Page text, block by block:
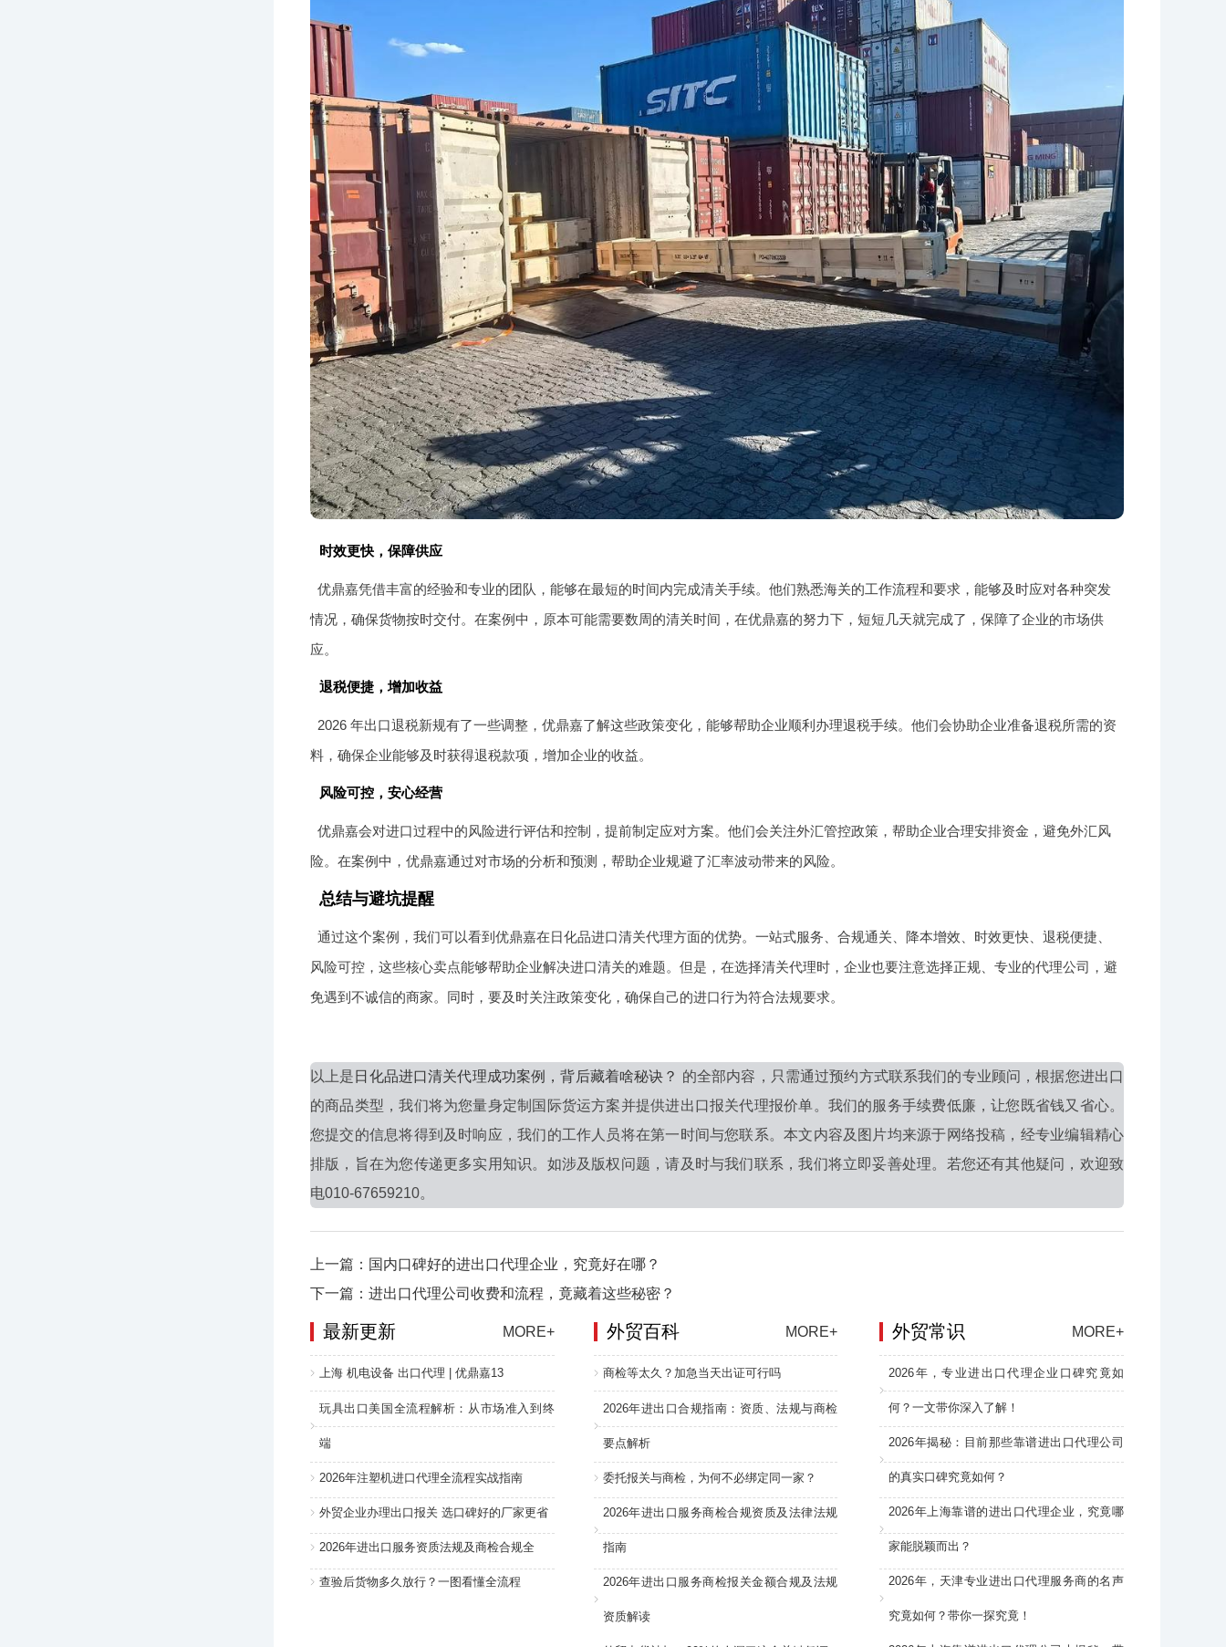
时效更快，保障供应
优鼎嘉凭借丰富的经验和专业的团队，能够在最短的时间内完成清关手续。他们熟悉海关的工作流程和要求，能够及时应对各种突发
情况，确保货物按时交付。在案例中，原本可能需要数周的清关时间，在优鼎嘉的努力下，短短几天就完成了，保障了企业的市场供
应。
退税便捷，增加收益
2026 年出口退税新规有了一些调整，优鼎嘉了解这些政策变化，能够帮助企业顺利办理退税手续。他们会协助企业准备退税所需的资
料，确保企业能够及时获得退税款项，增加企业的收益。
风险可控，安心经营
优鼎嘉会对进口过程中的风险进行评估和控制，提前制定应对方案。他们会关注外汇管控政策，帮助企业合理安排资金，避免外汇风
险。在案例中，优鼎嘉通过对市场的分析和预测，帮助企业规避了汇率波动带来的风险。
总结与避坑提醒
通过这个案例，我们可以看到优鼎嘉在日化品进口清关代理方面的优势。一站式服务、合规通关、降本增效、时效更快、退税便捷、
风险可控，这些核心卖点能够帮助企业解决进口清关的难题。但是，在选择清关代理时，企业也要注意选择正规、专业的代理公司，避
免遇到不诚信的商家。同时，要及时关注政策变化，确保自己的进口行为符合法规要求。
以上是 日化品进口清关代理成功案例，背后藏着啥秘诀？ 的全部内容，只需通过预约方式联系我们的专业顾问，根据您进出口
的商品类型，我们将为您量身定制国际货运方案并提供进出口报关代理报价单。我们的服务手续费低廉，让您既省钱又省心。
您提交的信息将得到及时响应，我们的工作人员将在第一时间与您联系。本文内容及图片均来源于网络投稿，经专业编辑精心
排版，旨在为您传递更多实用知识。如涉及版权问题，请及时与我们联系，我们将立即妥善处理。若您还有其他疑问，欢迎致
电010-67659210。
上一篇：国内口碑好的进出口代理企业，究竟好在哪？
下一篇：进出口代理公司收费和流程，竟藏着这些秘密？
最新更新 MORE+
上海 机电设备 出口代理 | 优鼎嘉13
玩具出口美国全流程解析：从市场准入到终
端
2026年注塑机进口代理全流程实战指南
外贸企业办理出口报关 选口碑好的厂家更省
2026年进出口服务资质法规及商检合规全
查验后货物多久放行？一图看懂全流程
外贸常识 MORE+
2026年，专业进出口代理企业口碑究竟如
何？一文带你深入了解！
2026年揭秘：目前那些靠谱进出口代理公司
的真实口碑究竟如何？
2026年上海靠谱的进出口代理企业，究竟哪
家能脱颖而出？
2026年，天津专业进出口代理服务商的名声
究竟如何？带你一探究竟！
外贸百科 MORE+
商检等太久？加急当天出证可行吗
2026年进出口合规指南：资质、法规与商检
要点解析
委托报关与商检，为何不必绑定同一家？
2026年进出口服务商检合规资质及法律法规
指南
2026年进出口服务商检报关金额合规及法规
资质解读